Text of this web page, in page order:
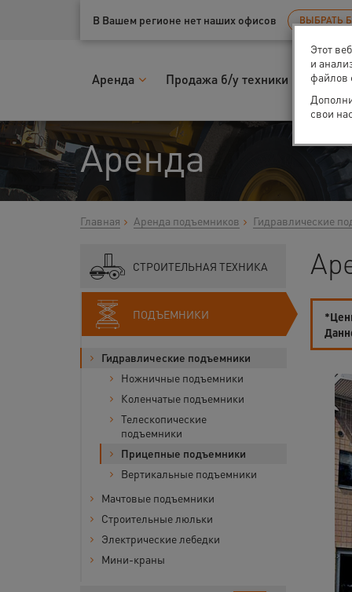
Ваш город:Уфа
В Вашем регионе нет наших офисов ВЫБРАТЬ
Аренда Продажа б/у техники
Аренда
Главная Аренда подъемников Гидравлические
СТРОИТЕЛЬНАЯ ТЕХНИКА
ПОДЪЕМНИКИ
Гидравлические подъемники
Ножничные подъемники
Коленчатые подъемники
Телескопические
подъемники
Прицепные подъемники
Вертикальные подъемники
Мачтовые подъемники
Строительные люльки
Электрические лебедки
Мини-краны
Этот
и
файлов
свои